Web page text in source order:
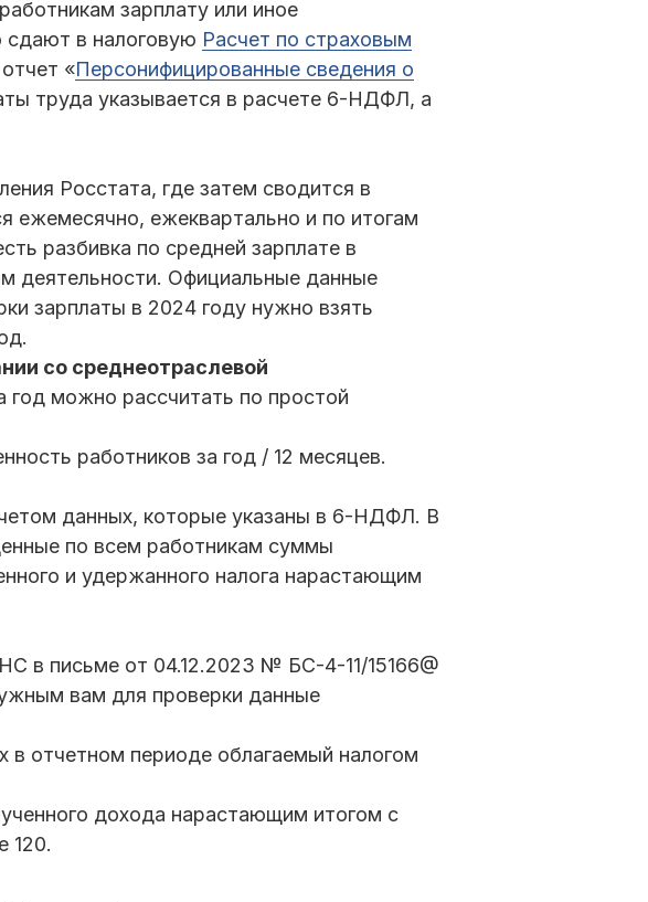
зарплату или иное
сдают в налоговую Расчет по страховым
«Персонифицированные сведения о
труда указывается в расчете 6-НДФЛ, а
Росстата, где затем сводится в
ежемесячно, ежеквартально и по итогам
разбивка по средней зарплате в
деятельности. Официальные данные
зарплаты в 2024 году нужно взять
со среднеотраслевой
год можно рассчитать по простой
работников за год / 12 месяцев.
данных, которые указаны в 6-НДФЛ. В
по всем работникам суммы
и удержанного налога нарастающим
в письме от 04.12.2023 № БС-4-11/15166@
вам для проверки данные
отчетном периоде облагаемый налогом
дохода нарастающим итогом с
120.